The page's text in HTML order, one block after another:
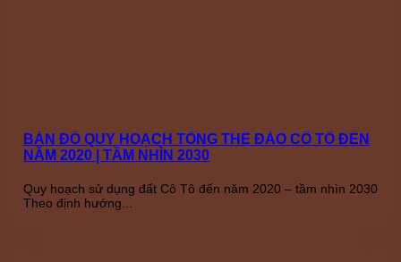
BẢN ĐỒ QUY HOẠCH TỔNG THỂ ĐẢO CÔ TÔ ĐẾN
NĂM 2020 | TẦM NHÌN 2030
Quy hoạch sử dụng đất Cô Tô đến năm 2020 – tầm nhìn 2030
Theo định hướng...